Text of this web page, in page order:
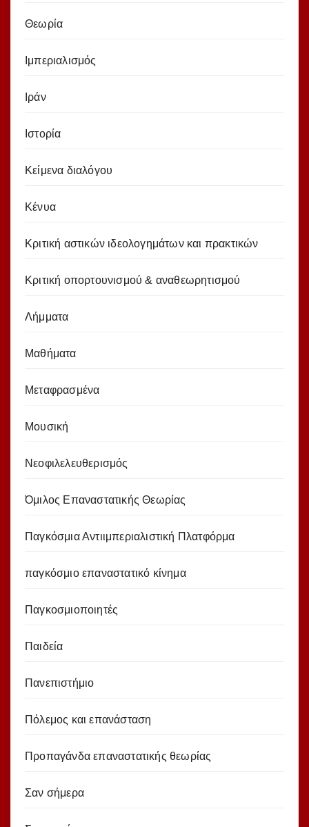
Θεωρία
Ιμπεριαλισμός
Ιράν
Ιστορία
Κείμενα διαλόγου
Κένυα
Κριτική αστικών ιδεολογημάτων και πρακτικών
Κριτική οπορτουνισμού & αναθεωρητισμού
Λήμματα
Μαθήματα
Μεταφρασμένα
Μουσική
Νεοφιλελευθερισμός
Όμιλος Επαναστατικής Θεωρίας
Παγκόσμια Αντιιμπεριαλιστική Πλατφόρμα
παγκόσμιο επαναστατικό κίνημα
Παγκοσμιοποιητές
Παιδεία
Πανεπιστήμιο
Πόλεμος και επανάσταση
Προπαγάνδα επαναστατικής θεωρίας
Σαν σήμερα